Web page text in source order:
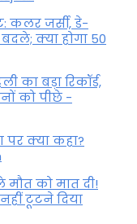
कलर जर्सी, डे-
क्या होगा 50
का बड़ा रिकॉर्ड,
को पीछे -
क्या कहा?
मौत को मात दी!
टूटने दिया